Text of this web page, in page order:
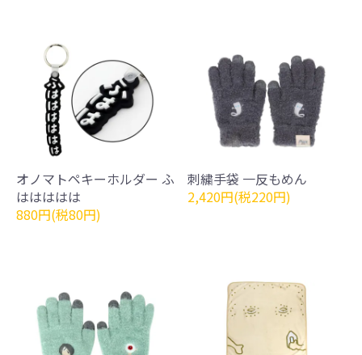
オノマトペキーホルダー ふ
ははははは
880円(税80円)
刺繍手袋 一反もめん
2,420円(税220円)